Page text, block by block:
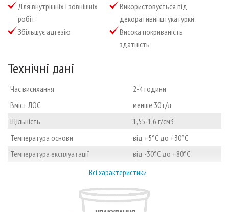
для внутрішніх і зовнішніх
робіт
використовується під
декоративні штукатурки
збільшує адгезію
висока покриваність
здатність
Технічні дані
Час висихання
2-4 години
Вміст ЛОС
менше 30 г/л
Щільність
1,55-1,6 г/см3
Температура основи
від +5°С до +30°С
Температура експлуатації
від -30°С до +80°С
Всі характеристики